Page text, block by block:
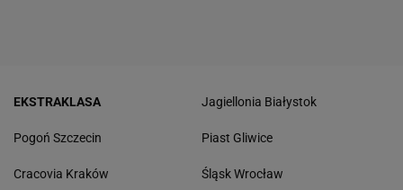
EKSTRAKLASA
Pogoń Szczecin
Cracovia Kraków
Jagiellonia Białystok
Piast Gliwice
Śląsk Wrocław